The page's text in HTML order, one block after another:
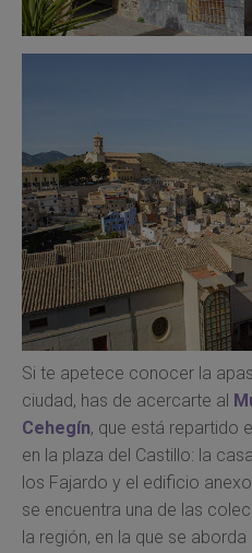
Si te apetece conocer la
ciudad, has de acercarte al
Cehegín, que está repartido
en la plaza del Castillo: la
los Fajardo y el edificio
se encuentra una de las
la región, en la que se